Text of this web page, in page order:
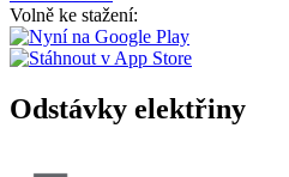
Volně ke stažení:
Odstávky elektřiny